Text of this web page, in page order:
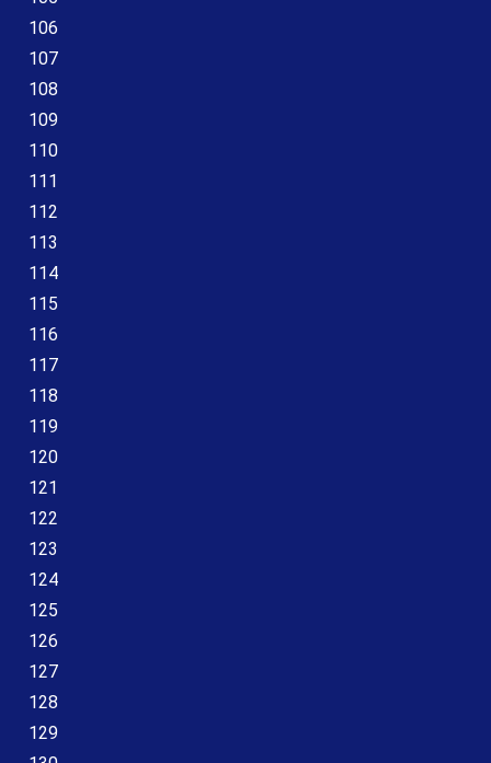
106
107
108
109
110
111
112
113
114
115
116
117
118
119
120
121
122
123
124
125
126
127
128
129